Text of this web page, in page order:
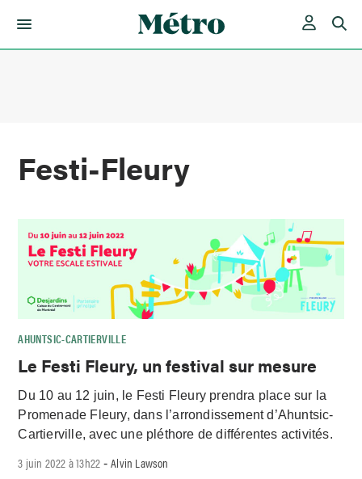
Festi-Fleury
AHUNTSIC-CARTIERVILLE
Le Festi Fleury, un festival sur mesure
Du 10 au 12 juin, le Festi Fleury prendra place sur la
Promenade Fleury, dans l’arrondissement d’Ahuntsic-
Cartierville, avec une pléthore de différentes activités.
3 juin 2022 à 13h22 -Alvin Lawson